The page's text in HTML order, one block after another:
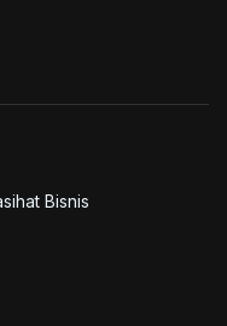
Bisnis